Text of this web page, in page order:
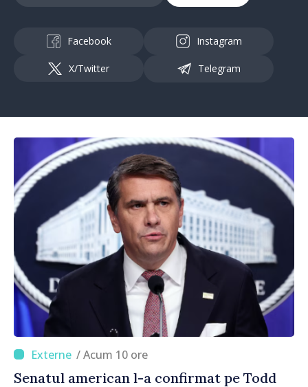
Facebook Instagram
X/Twitter Telegram
/ Acum 10 ore
Senatul american l-a confirmat pe Todd